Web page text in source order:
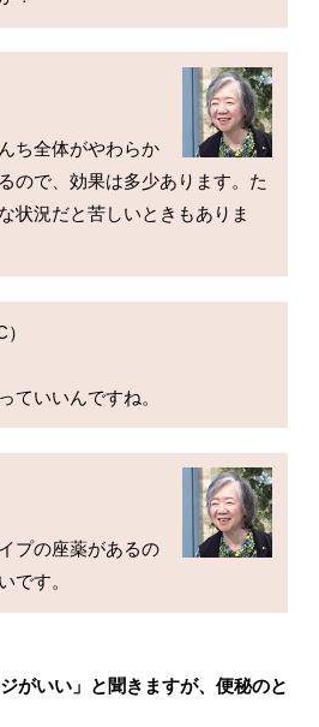
ち全体がやわらか
ので、効果は多少あります。た
状況だと苦しいときもありま
プの座薬があるの
がいい」と聞きますが、便秘のと